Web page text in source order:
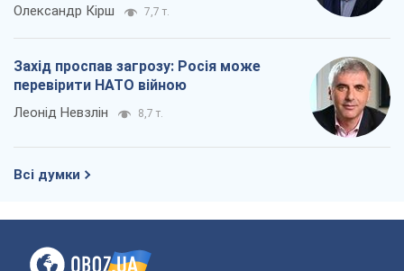
Олександр Кірш 7,7 т.
Захід проспав загрозу: Росія може
перевірити НАТО війною
Леонід Невзлін 8,7 т.
Всі думки